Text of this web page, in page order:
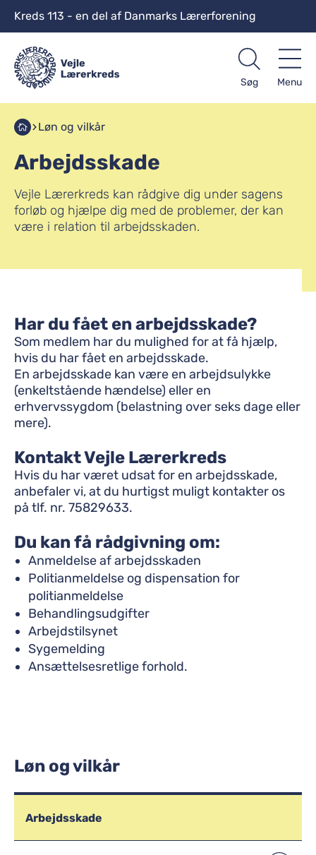
Kreds 113 - en del af Danmarks Lærerforening
Søg Menu
Løn og vilkår
Arbejdsskade
Vejle Lærerkreds kan rådgive dig under sagens
forløb og hjælpe dig med de problemer, der kan
være i relation til arbejdsskaden.
Har du fået en arbejdsskade?
Som medlem har du mulighed for at få hjælp,
hvis du har fået en arbejdsskade.
En arbejdsskade kan være en arbejdsulykke
(enkeltstående hændelse) eller en
erhvervssygdom (belastning over seks dage eller
mere).
Kontakt Vejle Lærerkreds
Hvis du har været udsat for en arbejdsskade,
anbefaler vi, at du hurtigst muligt kontakter os
på tlf. nr. 75829633.
Du kan få rådgivning om:
Anmeldelse af arbejdsskaden
Politianmeldelse og dispensation for
politianmeldelse
Behandlingsudgifter
Arbejdstilsynet
Sygemelding
Ansættelsesretlige forhold.
Løn og vilkår
Arbejdsskade